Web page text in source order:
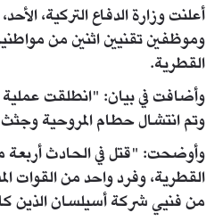
أعلنت وزارة الدفاع التركية،
وموظفين تقنيين اثنين من
القطرية.
وأضافت في بيان: "انطلقت عملية
وتم انتشال حطام المروحية وجثث
وأوضحت: "قتل في الحادث أربعة
القطرية، وفرد واحد من القوات
من فنيي شركة أسيلسان الذين